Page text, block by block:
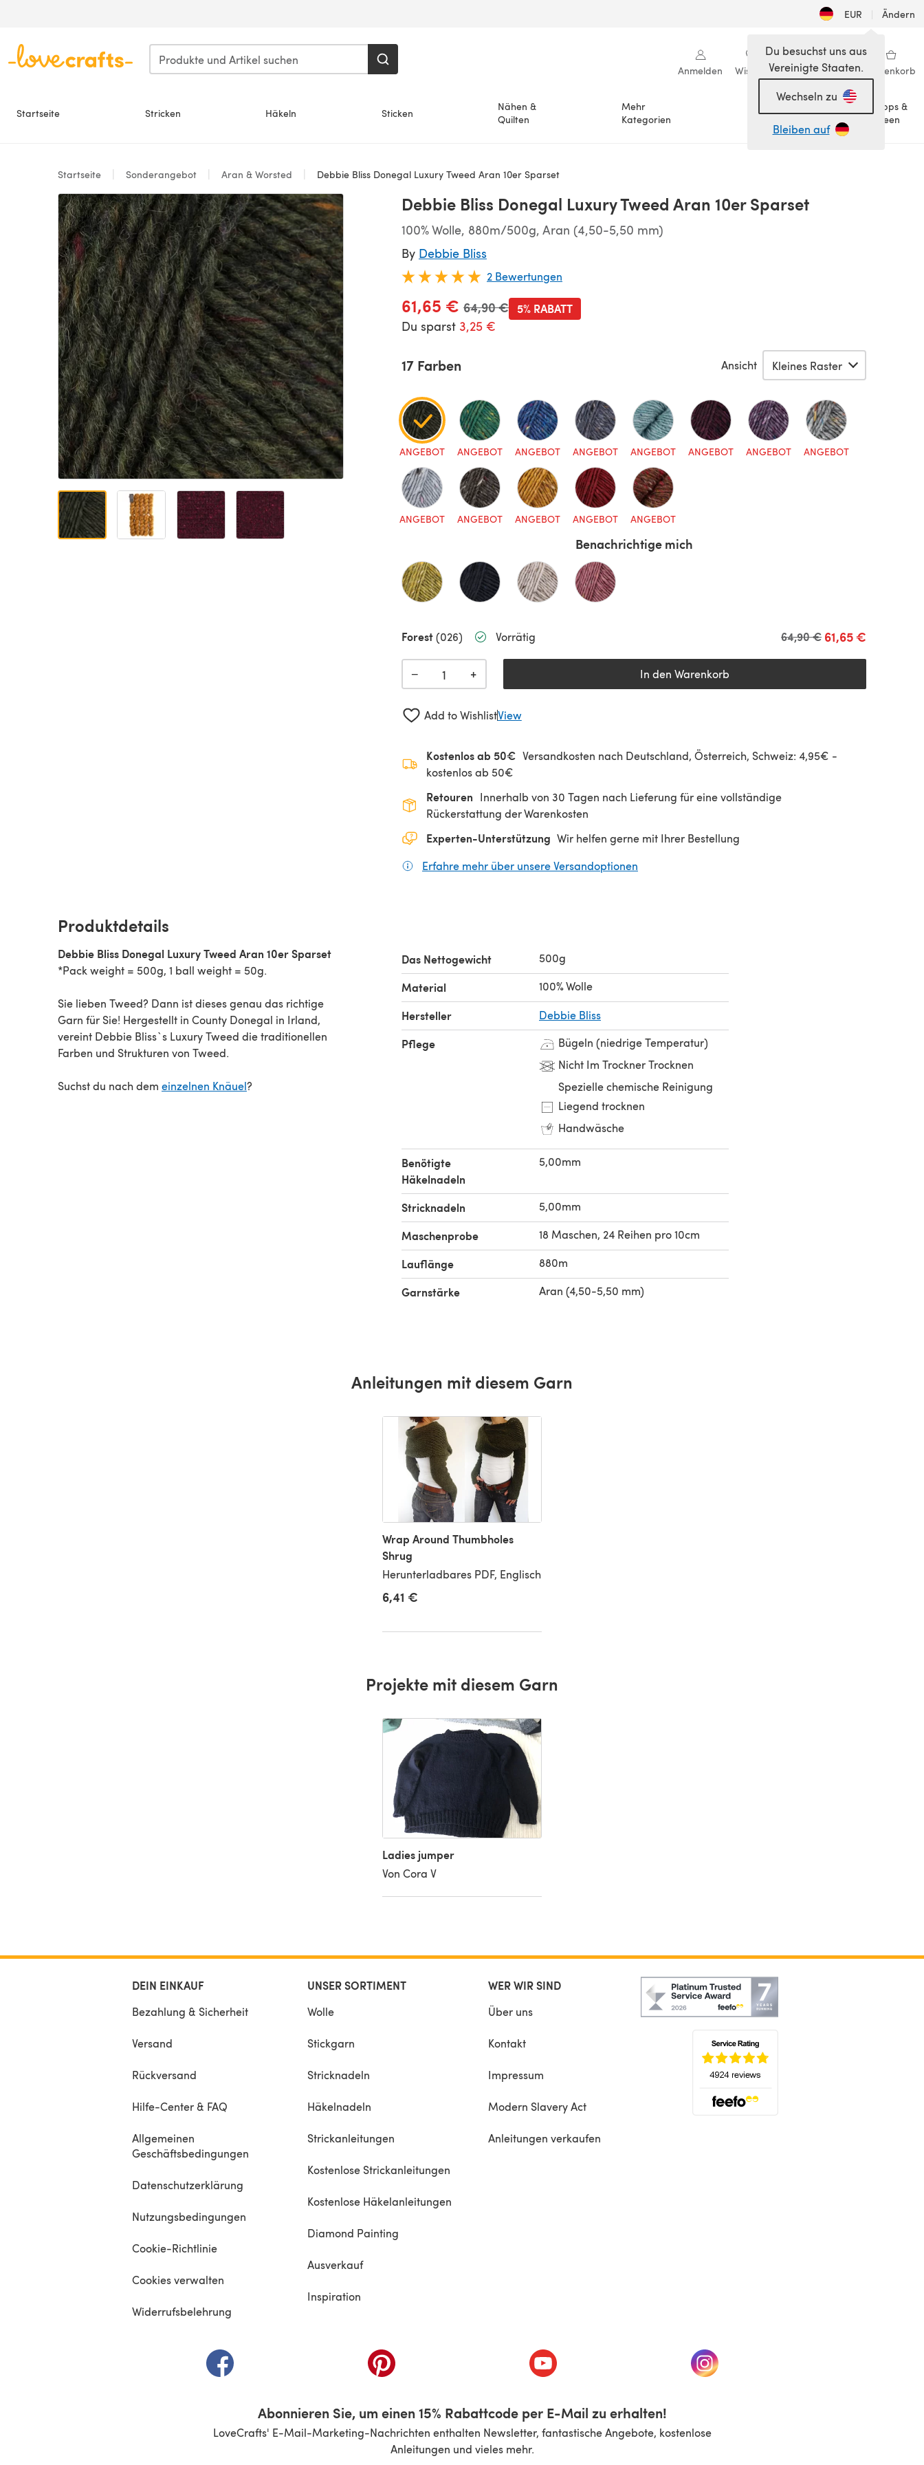
EUR | Ändern
Anmelden Wishlist Meine Bibliothek Warenkorb
Startseite Stricken Häkeln Sticken
Nähen &
Quilten
Mehr
Kategorien
Anlässe
Tipps &
Ideen
Du besuchst uns aus
Vereinigte Staaten.
Wechseln zu
Bleiben auf
Startseite Sonderangebot Aran & Worsted Debbie Bliss Donegal Luxury Tweed Aran 10er Sparset
Debbie Bliss Donegal Luxury Tweed Aran 10er Sparset
100% Wolle, 880m/500g, Aran (4,50-5,50 mm)
By Debbie Bliss
2 Bewertungen
61,65 € Alter Preis
64,90 €
Du sparst 3,25 €
5% RABATT
17 Farben Ansicht
ANGEBOT ANGEBOT ANGEBOT ANGEBOT ANGEBOT ANGEBOT ANGEBOT ANGEBOT
ANGEBOT ANGEBOT ANGEBOT ANGEBOT ANGEBOT
Benachrichtige mich
Forest(026) Vorrätig 61,65 €
Alter Preis
64,90 €
− + In den Warenkorb
Add to WishlistView
Kostenlos ab 50€ Versandkosten nach Deutschland, Österreich, Schweiz: 4,95€ -
kostenlos ab 50€
Retouren Innerhalb von 30 Tagen nach Lieferung für eine vollständige
Rückerstattung der Warenkosten
Experten-Unterstützung Wir helfen gerne mit Ihrer Bestellung
Erfahre mehr über unsere Versandoptionen
Produktdetails
Debbie Bliss Donegal Luxury Tweed Aran 10er Sparset
*Pack weight = 500g, 1 ball weight = 50g.
Sie lieben Tweed? Dann ist dieses genau das richtige
Garn für Sie! Hergestellt in County Donegal in Irland,
vereint Debbie Bliss`s Luxury Tweed die traditionellen
Farben und Strukturen von Tweed.
Suchst du nach dem einzelnen Knäuel?
Das Nettogewicht 500g
Material 100% Wolle
Hersteller Debbie Bliss
Pflege
Bügeln (niedrige Temperatur)
Nicht Im Trockner Trocknen
Spezielle chemische Reinigung
Liegend trocknen
Handwäsche
Benötigte
Häkelnadeln
5,00mm
Stricknadeln 5,00mm
Maschenprobe 18 Maschen, 24 Reihen pro 10cm
Lauflänge 880m
Garnstärke Aran (4,50-5,50 mm)
Anleitungen mit diesem Garn
Wrap Around Thumbholes
Shrug
Herunterladbares PDF, Englisch
6,41 €
Projekte mit diesem Garn
Ladies jumper
Von Cora V
DEIN EINKAUF
Bezahlung & Sicherheit
Versand
Rückversand
Hilfe-Center & FAQ
Allgemeinen
Geschäftsbedingungen
Datenschutzerklärung
Nutzungsbedingungen
Cookie-Richtlinie
Cookies verwalten
Widerrufsbelehrung
UNSER SORTIMENT
Wolle
Stickgarn
Stricknadeln
Häkelnadeln
Strickanleitungen
Kostenlose Strickanleitungen
Kostenlose Häkelanleitungen
Diamond Painting
Ausverkauf
Inspiration
WER WIR SIND
Über uns
Kontakt
Impressum
Modern Slavery Act
Anleitungen verkaufen
(öffnet sich in einem neuen Tab)(öffnet sich in einem neuen Tab)(öffnet sich in einem neuen Tab)(öffnet sich in einem neuen Tab)
Abonnieren Sie, um einen 15% Rabattcode per E-Mail zu erhalten!
LoveCrafts' E-Mail-Marketing-Nachrichten enthalten Newsletter, fantastische Angebote, kostenlose
Anleitungen und vieles mehr.